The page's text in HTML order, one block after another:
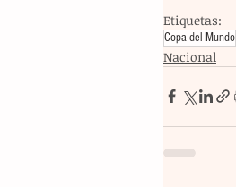
Etiquetas:
Copa del Mundo
Nacional